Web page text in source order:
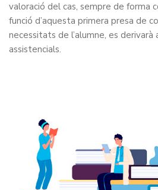
valoració del cas, sempre de forma
funció d’aquesta primera presa de
necessitats de l’alumne, es derivarà
assistencials.